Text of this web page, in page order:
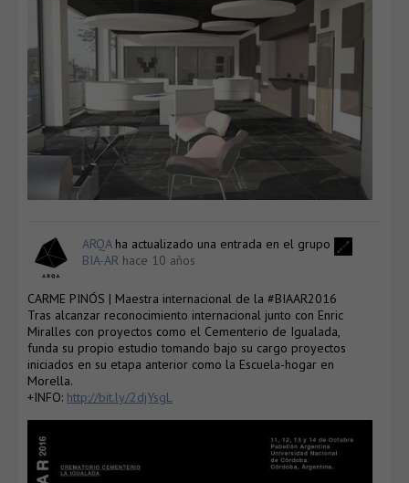
ARQAha actualizado una entrada en el grupo
BIA-AR hace 10 años
CARME PINÓS | Maestra internacional de la #BIAAR2016
Tras alcanzar reconocimiento internacional junto con Enric
Miralles con proyectos como el Cementerio de Igualada,
funda su propio estudio tomando bajo su cargo proyectos
iniciados en su etapa anterior como la Escuela-hogar en
Morella.
+INFO: http://bit.ly/2djYsgL